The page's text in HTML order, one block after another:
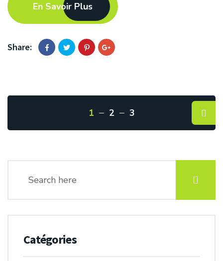
En Savoir Plus
Share:
1 2 3
Catégories